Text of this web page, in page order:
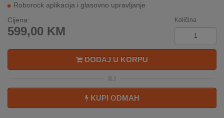
KAKO
KUPOVINA
OZNAKE
ENERGETSKE
Roborock aplikacija i glasovno upravljanje
Cijena:
599,00 KM
Količina
DODAJ U KORPU
ILI
KUPI ODMAH